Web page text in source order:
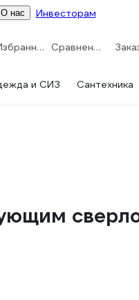
О нас Инвесторам
Избранное Сравнение
и СИЗ Сантехника